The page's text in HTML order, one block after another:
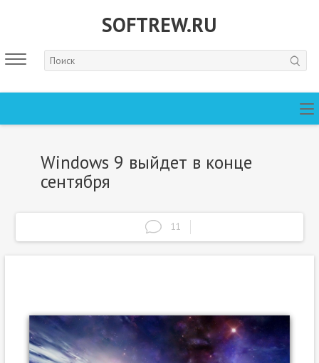
SOFTREW.RU
Windows 9 выйдет в конце
сентября
11